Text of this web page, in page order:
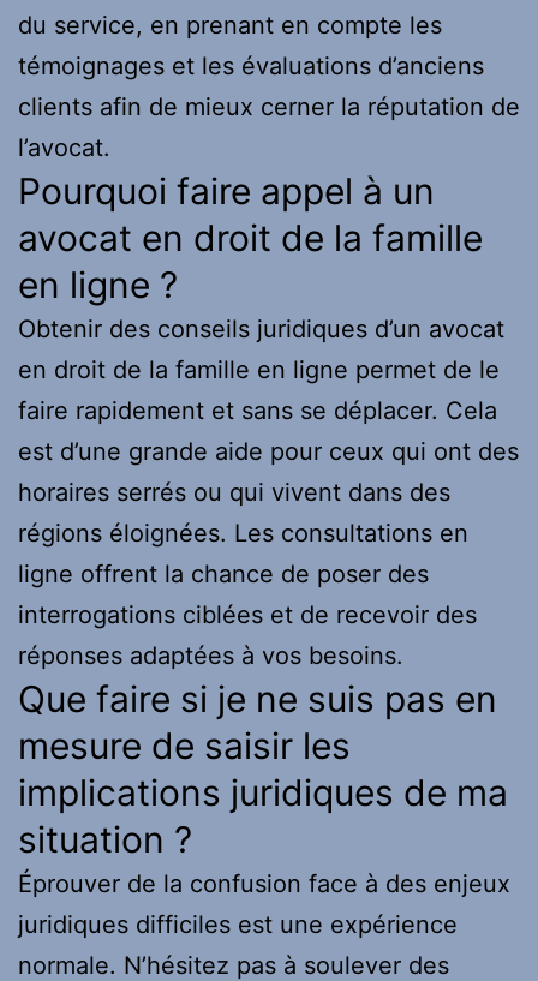
du service, en prenant en compte les
témoignages et les évaluations d’anciens
clients afin de mieux cerner la réputation de
l’avocat.
Pourquoi faire appel à un
avocat en droit de la famille
en ligne ?
Obtenir des conseils juridiques d’un avocat
en droit de la famille en ligne permet de le
faire rapidement et sans se déplacer. Cela
est d’une grande aide pour ceux qui ont des
horaires serrés ou qui vivent dans des
régions éloignées. Les consultations en
ligne offrent la chance de poser des
interrogations ciblées et de recevoir des
réponses adaptées à vos besoins.
Que faire si je ne suis pas en
mesure de saisir les
implications juridiques de ma
situation ?
Éprouver de la confusion face à des enjeux
juridiques difficiles est une expérience
normale. N’hésitez pas à soulever des